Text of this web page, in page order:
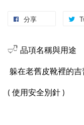
分享
𓂑𓎹 品項名稱與用途
躲在老舊皮靴裡的
( 使用安全別針 )